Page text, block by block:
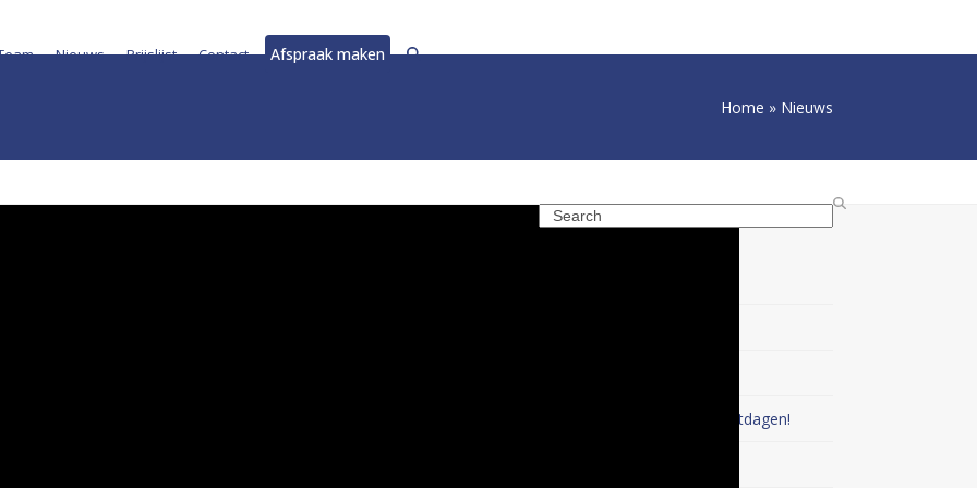
Nieuws Prijslijst Contact Afspraak maken
Home » Nieuws
Search
Ons team wenst u fijne feestdagen!